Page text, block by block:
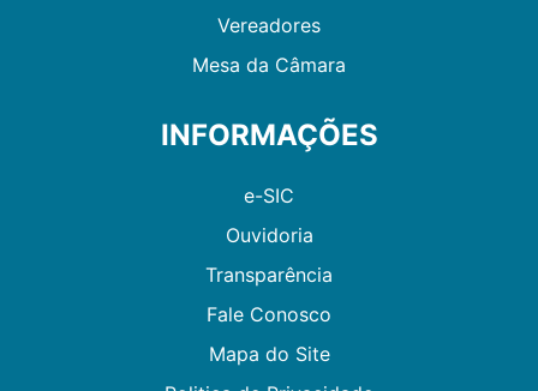
Vereadores
Mesa da Câmara
INFORMAÇÕES
e-SIC
Ouvidoria
Transparência
Fale Conosco
Mapa do Site